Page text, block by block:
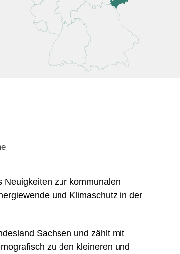
Neuigkeiten zur kommunalen
und Klimaschutz in der
Sachsen und zählt mit
zu den kleineren und